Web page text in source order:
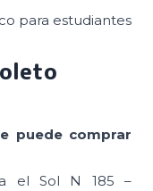
para estudiantes
puede comprar
el Sol N 185 –